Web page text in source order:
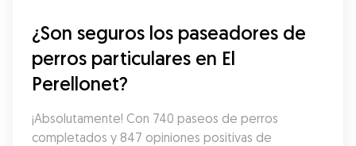
¿Son seguros los paseadores de
perros particulares en El
Perellonet?
¡Absolutamente! Con 740 paseos de perros
completados y 847 opiniones positivas de